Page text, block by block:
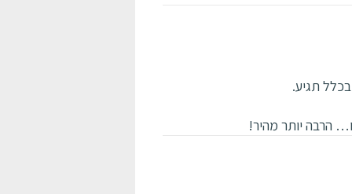
תגיע.
הרבה יותר מהיר!